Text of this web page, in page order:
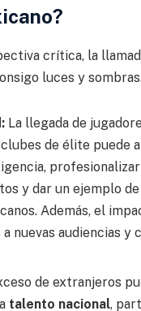
crítica, la
luces y
La llegada de
de élite puede
profesionalizar
y dar un ejemplo
Además, el
nuevas audiencias y
de extranjeros
talento nacional,